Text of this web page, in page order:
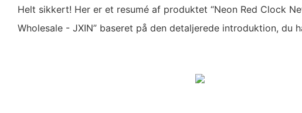
Helt sikkert! Her er et resumé af produktet “Neon Red Clock
Wholesale - JXIN” baseret på den detaljerede introduktion, du